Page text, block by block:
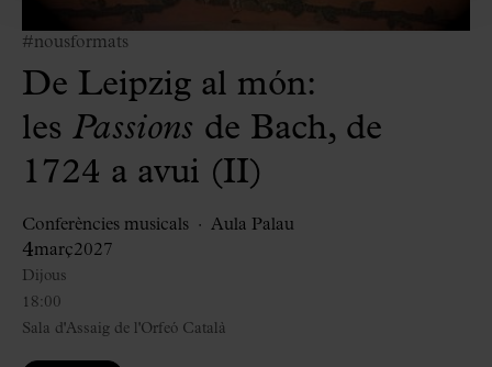
#nousformats
De Leipzig al món:
les Passions de Bach, de
1724 a avui (II)
Conferències musicals Aula Palau
4març2027
18:00
Dijous
Sala d'Assaig de l'Orfeó Català